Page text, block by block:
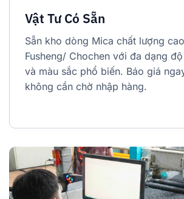
Vật Tư Có Sẵn
Sẵn kho dòng Mica chất lượng
Fusheng/ Chochen với đa dạng
và màu sắc phổ biến. Báo giá
không cần chờ nhập hàng.